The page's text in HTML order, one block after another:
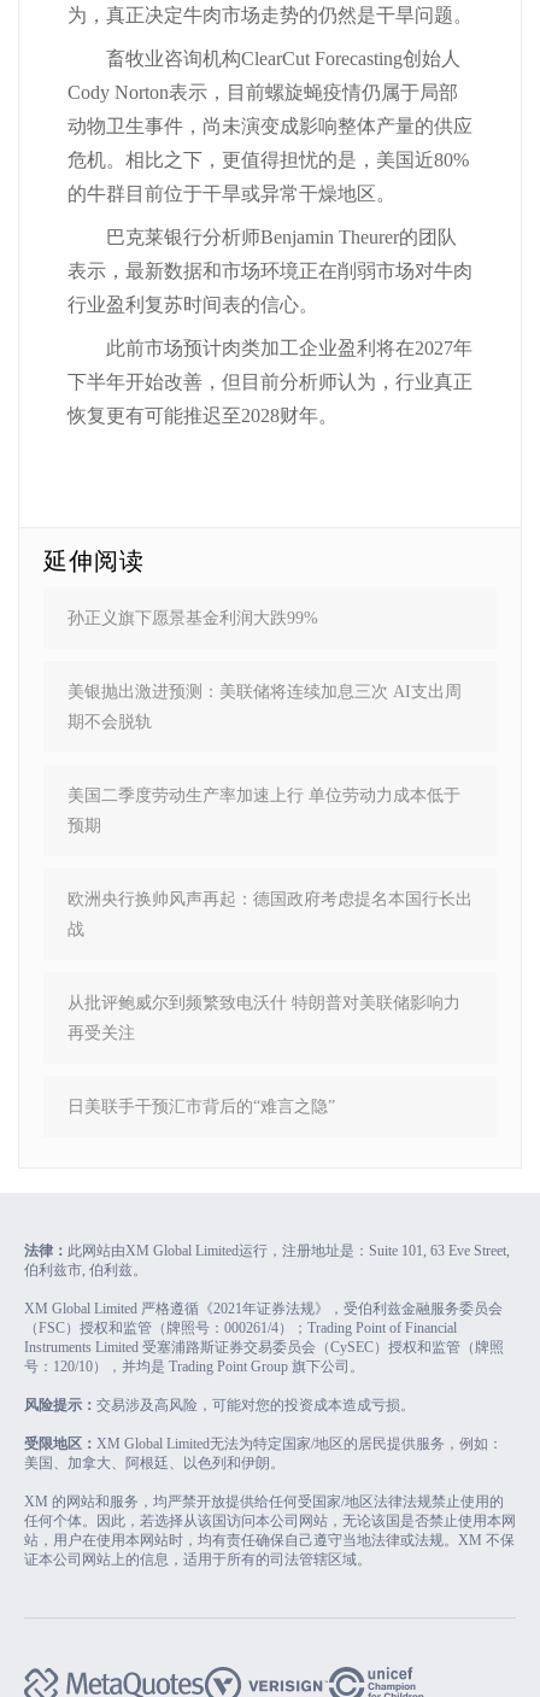
为，真正决定牛肉市场走势的仍然是干旱问题。
畜牧业咨询机构ClearCut Forecasting创始人
Cody Norton表示，目前螺旋蝇疫情仍属于局部
动物卫生事件，尚未演变成影响整体产量的供应
危机。相比之下，更值得担忧的是，美国近80%
的牛群目前位于干旱或异常干燥地区。
巴克莱银行分析师Benjamin Theurer的团队
表示，最新数据和市场环境正在削弱市场对牛肉
行业盈利复苏时间表的信心。
此前市场预计肉类加工企业盈利将在2027年
下半年开始改善，但目前分析师认为，行业真正
恢复更有可能推迟至2028财年。
延伸阅读
孙正义旗下愿景基金利润大跌99%
美银抛出激进预测：美联储将连续加息三次 AI支出周
期不会脱轨
美国二季度劳动生产率加速上行 单位劳动力成本低于
预期
欧洲央行换帅风声再起：德国政府考虑提名本国行长出
战
从批评鲍威尔到频繁致电沃什 特朗普对美联储影响力
再受关注
日美联手干预汇市背后的“难言之隐”
法律： 此网站由XM Global Limited运行，注册地址是：Suite 101, 63 Eve Street,
伯利兹市, 伯利兹。
XM Global Limited 严格遵循《2021年证券法规》，受伯利兹金融服务委员会
（FSC）授权和监管（牌照号：000261/4）；Trading Point of Financial
Instruments Limited 受塞浦路斯证券交易委员会（CySEC）授权和监管（牌照
号：120/10），并均是 Trading Point Group 旗下公司。
风险提示： 交易涉及高风险，可能对您的投资成本造成亏损。
受限地区： XM Global Limited无法为特定国家/地区的居民提供服务，例如：
美国、加拿大、阿根廷、以色列和伊朗。
XM 的网站和服务，均严禁开放提供给任何受国家/地区法律法规禁止使用的
任何个体。因此，若选择从该国访问本公司网站，无论该国是否禁止使用本网
站，用户在使用本网站时，均有责任确保自己遵守当地法律或法规。XM 不保
证本公司网站上的信息，适用于所有的司法管辖区域。